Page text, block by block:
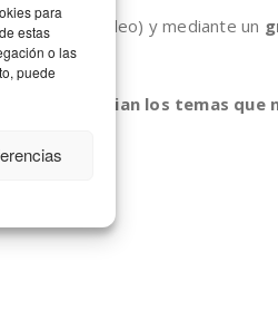
para
estas
o las
puede
foto o vídeo) y mediante un
se potencian los temas que